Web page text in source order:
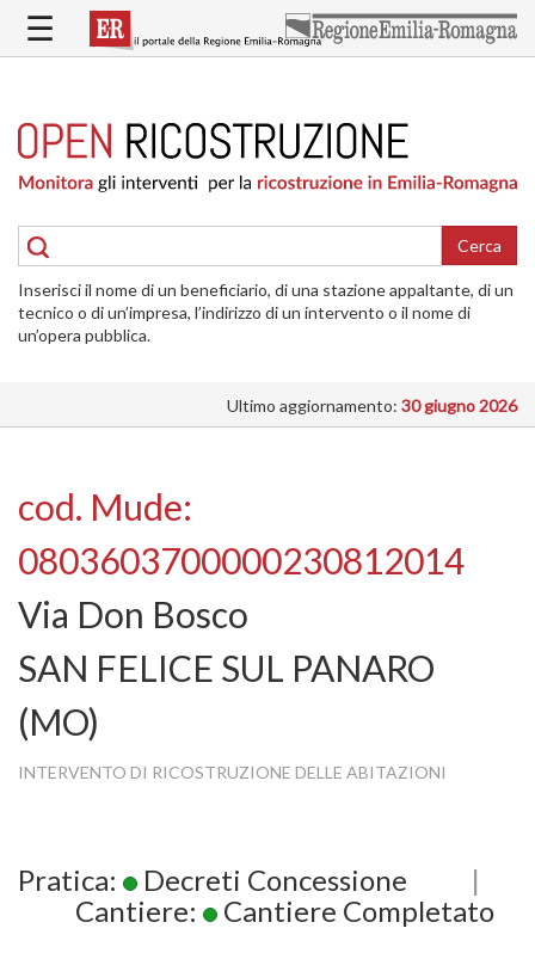
contenuto
RICOSTRUZIONE
PUBBLICA
DELLE
ABITAZIONI
RICOSTRUZIONE
ATTIVITÀ
INTERVENTI
SI
☰
Cerca
Inserisci il nome di un beneficiario, di una stazione appaltante, di un
tecnico o di un’impresa, l’indirizzo di un intervento o il nome di
un’opera pubblica.
Ultimo aggiornamento: 30 giugno 2026
cod. Mude:
0803603700000230812014
Via Don Bosco
SAN FELICE SUL PANARO
(MO)
INTERVENTO DI RICOSTRUZIONE DELLE ABITAZIONI
Pratica: Decreti Concessione
|
Cantiere:
Cantiere Completato